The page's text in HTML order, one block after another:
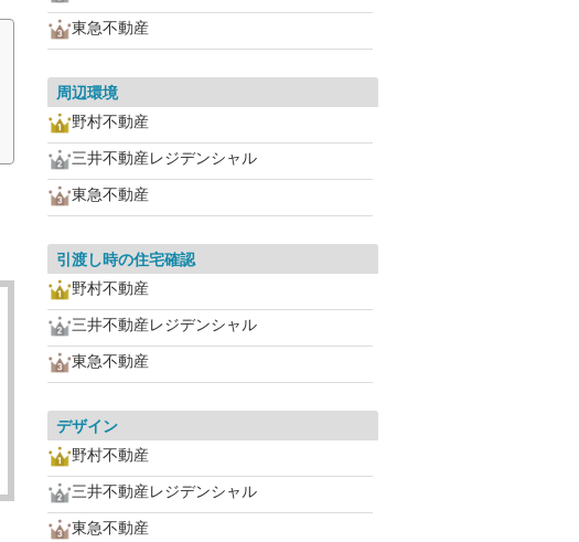
東急不動産
周辺環境
野村不動産
三井不動産レジデンシャル
東急不動産
引渡し時の住宅確認
野村不動産
三井不動産レジデンシャル
東急不動産
デザイン
野村不動産
三井不動産レジデンシャル
東急不動産